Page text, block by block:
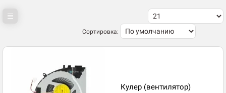
Сортировка:
Кулер (вентилятор)